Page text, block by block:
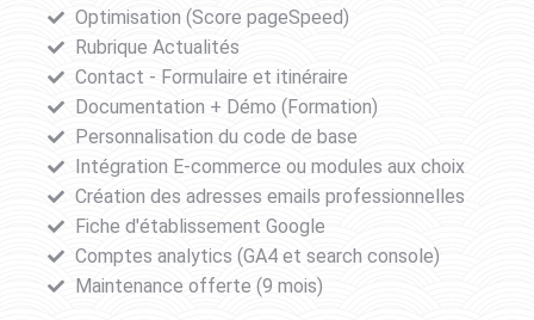
Optimisation (Score pageSpeed)
Rubrique Actualités
Contact - Formulaire et itinéraire
Documentation + Démo (Formation)
Personnalisation du code de base
Intégration E-commerce ou modules aux choix
Création des adresses emails professionnelles
Fiche d'établissement Google
Comptes analytics (GA4 et search console)
Maintenance offerte (9 mois)